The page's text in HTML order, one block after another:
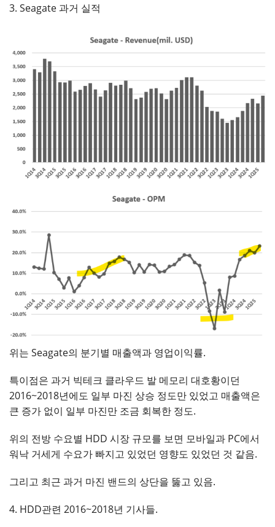
3. Seagate 과거 실적
위는 Seagate의 분기별 매출액과 영업이익률.
특이점은 과거 빅테크 클라우드 발 메모리 대호황이던
2016~2018년에도 일부 마진 상승 정도만 있었고 매출액은
큰 증가 없이 일부 마진만 조금 회복한 정도.
위의 전방 수요별 HDD 시장 규모를 보면 모바일과 PC에서
워낙 거세게 수요가 빠지고 있었던 영향도 있었던 것 같음.
그리고 최근 과거 마진 밴드의 상단을 뚫고 있음.
4. HDD관련 2016~2018년 기사들.